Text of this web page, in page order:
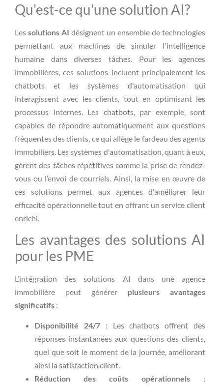
Qu'est-ce qu'une solution AI?
Les solutions AI désignent un ensemble de technologies
permettant aux machines de simuler l'intelligence
humaine dans diverses tâches. Pour les agences
immobilières, ces solutions incluent principalement les
chatbots et les systèmes d'automatisation qui
interagissent avec les clients, tout en optimisant les
processus internes. Les chatbots, par exemple, sont
capables de répondre automatiquement aux questions
fréquentes des clients, ce qui allège le fardeau des agents
immobiliers. Les systèmes d'automatisation, quant à eux,
gèrent des tâches répétitives comme la prise de rendez-
vous ou l’envoi de courriels. Ainsi, la mise en œuvre de
ces solutions permet aux agences d'améliorer leur
efficacité opérationnelle tout en offrant un service client
enrichi.
Les avantages des solutions AI
pour les PME
L’intégration des solutions AI dans une agence
immobilière peut générer plusieurs avantages
significatifs :
Disponibilité 24/7: Les chatbots offrent des
réponses instantanées aux questions des clients,
quel que soit le moment de la journée, améliorant
ainsi la satisfaction client.
Réduction des coûts opérationnels :